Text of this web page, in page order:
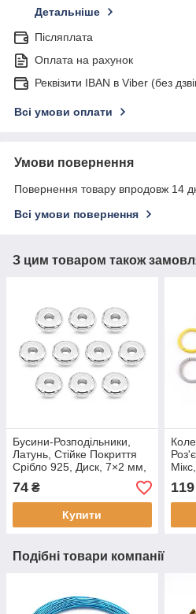
Детальніше
Післяплата
Оплата на рахунок
Реквізити IBAN в Viber (без
Всі умови оплати
Умови повернення
Повернення товару впродовж 14
Всі умови повернення
З цим товаром також
Бусини-Розподільники,
Латунь, Стійке Покриття
Срібло 925, Диск, 7×2 мм,
Отвір 1.2 мм, 50 шт. (10
шт.)
74 ₴
Купити
(40
119
Подібні товари компанії